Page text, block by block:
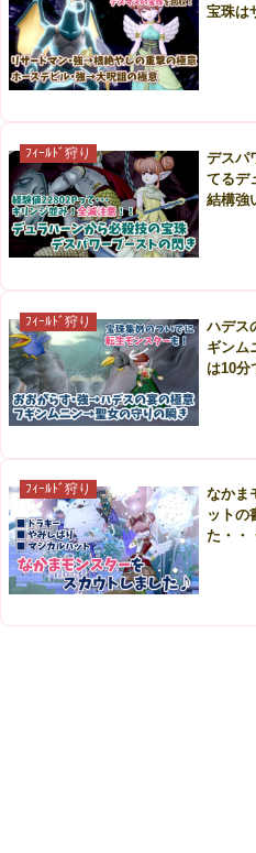
宝珠は
ﾌｨｰﾙﾄﾞ狩り
デスパ
てるデ
結構強
ﾌｨｰﾙﾄﾞ狩り
ハデス
ギンム
は10分
ﾌｨｰﾙﾄﾞ狩り
なかま
ットの
た・・